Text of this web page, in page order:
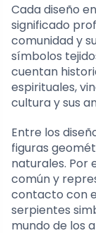
Cada diseño
significado
comunidad y
símbolos
cuentan
espirituales,
cultura y sus
Entre los
figuras
naturales. Por
común y
contacto con
serpientes
mundo de los